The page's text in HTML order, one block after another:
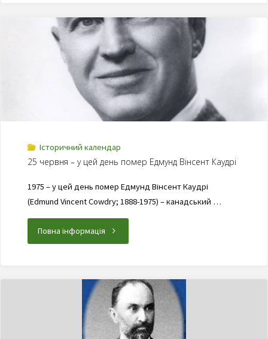
Історичний календар
25 червня – у цей день помер Едмунд Вінсент Каудрі
1975 – у цей день помер Едмунд Вінсент Каудрі
(Edmund Vincent Cowdry; 1888-1975) – канадський …
Повна інформація